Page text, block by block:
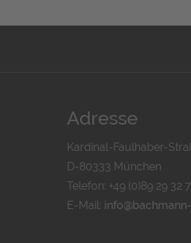
Adresse
Kardinal-Faulhaber-
D-80333 München
Telefon: +49 (0)89 29 32
E-Mail: